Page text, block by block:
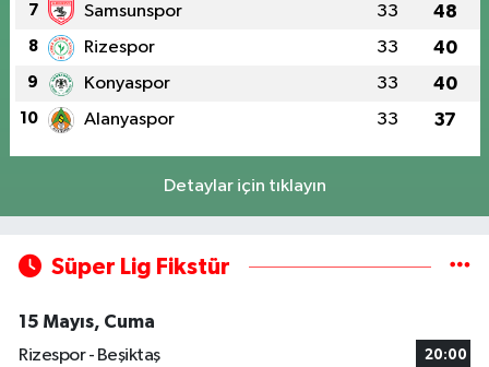
7 Samsunspor 33 48
8 Rizespor 33 40
9 Konyaspor 33 40
10 Alanyaspor 33 37
Detaylar için tıklayın
Süper Lig Fikstür
15 Mayıs, Cuma
Rizespor - Beşiktaş
20:00